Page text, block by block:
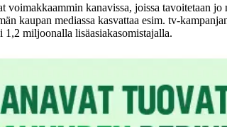
voimakkaammin kanavissa, joissa tavoitetaan
kaupan mediassa kasvattaa esim. tv-
miljoonalla lisäasiakasomistajalla.